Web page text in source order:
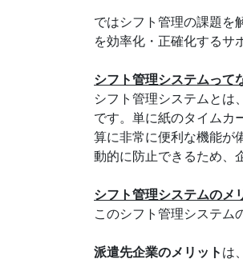
ではシフト管理の課題を
を効率化・正確化するサ
シフト管理システムって
シフト管理システムとは
です。単に紙のタイムカ
算に非常に便利な機能が
動的に防止できるため、
シフト管理システムのメ
このシフト管理システム
派遣先企業のメリットは